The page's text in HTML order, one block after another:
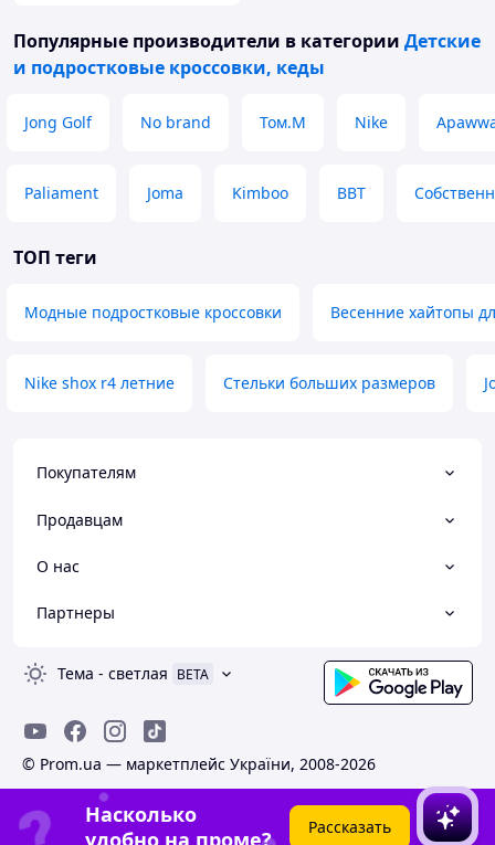
Популярные производители в категории Детские
и подростковые кроссовки, кеды
Jong Golf No brand Том.М Nike
Paliament Joma Kimboo BBT
ТОП теги
Модные подростковые кроссовки Весенние хайтопы
Nike shox r4 летние Стельки больших размеров
Покупателям
Продавцам
О нас
Партнеры
Тема - светлая BETA
© Prom.ua — маркетплейс України, 2008-2026
Насколько
удобно на проме?
Рассказать